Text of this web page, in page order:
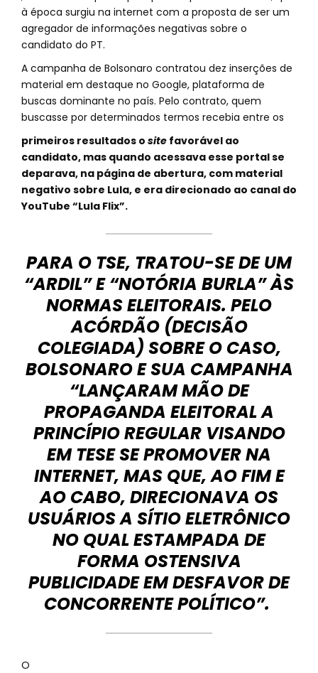
à época surgiu na internet com a proposta de ser um
agregador de informações negativas sobre o
candidato do PT.
A campanha de Bolsonaro contratou dez inserções de
material em destaque no Google, plataforma de
buscas dominante no país. Pelo contrato, quem
buscasse por determinados termos recebia entre os
primeiros resultados o site favorável ao
candidato, mas quando acessava esse portal se
deparava, na página de abertura, com material
negativo sobre Lula, e era direcionado ao canal do
YouTube “Lula Flix”.
PARA O TSE, TRATOU-SE DE UM
“ARDIL” E “NOTÓRIA BURLA” ÀS
NORMAS ELEITORAIS. PELO
ACÓRDÃO (DECISÃO
COLEGIADA) SOBRE O CASO,
BOLSONARO E SUA CAMPANHA
“LANÇARAM MÃO DE
PROPAGANDA ELEITORAL A
PRINCÍPIO REGULAR VISANDO
EM TESE SE PROMOVER NA
INTERNET, MAS QUE, AO FIM E
AO CABO, DIRECIONAVA OS
USUÁRIOS A SÍTIO ELETRÔNICO
NO QUAL ESTAMPADA DE
FORMA OSTENSIVA
PUBLICIDADE EM DESFAVOR DE
CONCORRENTE POLÍTICO”.
O